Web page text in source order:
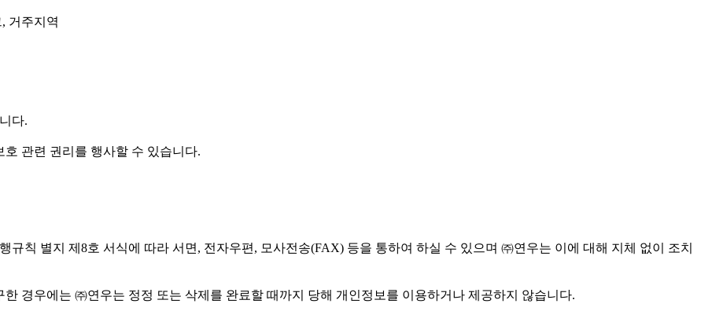
거주지역
다.
관련 권리를 행사할 수 있습니다.
칙 별지 제8호 서식에 따라 서면, 전자우편, 모사전송(FAX) 등을 통하여 하실 수 있으며 ㈜연우는 이에 대해 지체 없이 조치
경우에는 ㈜연우는 정정 또는 삭제를 완료할 때까지 당해 개인정보를 이용하거나 제공하지 않습니다.